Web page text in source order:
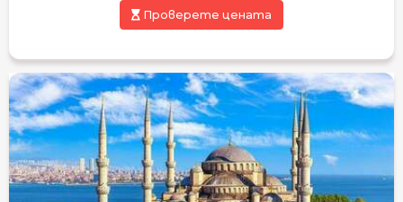
Проверете цената